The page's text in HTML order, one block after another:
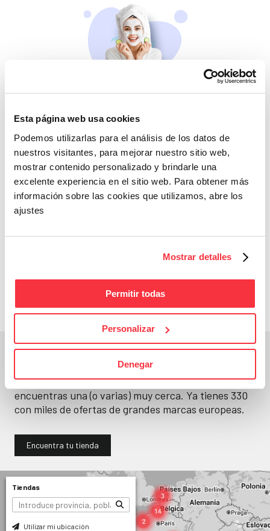
Esta página web usa cookies
Podemos utilizarlas para el análisis de los datos de
nuestros visitantes, para mejorar nuestro sitio web,
mostrar contenido personalizado y brindarle una
excelente experiencia en el sitio web. Para obtener más
información sobre las cookies que utilizamos, abre los
ajustes
Mostrar detalles
Permitir todas
Personalizar
Denegar
Si no te mimas tú…
llévatelos
En un segundo, la encuentras.
No paramos de abrirtiendas. Seguro que
encuentras una (o varias) muy cerca. Ya tienes 330
con miles de ofertas de grandes marcas europeas.
Encuentra tu tienda
Tiendas
Utilizar mi ubicación